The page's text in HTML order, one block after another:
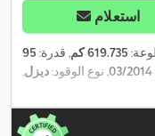
استعلام
619.735 كم , قدرة: 95
03/2014, نوع الوقود:ديزل,
كابينة نهارية, نوع التروس:
فولاذ, عدد